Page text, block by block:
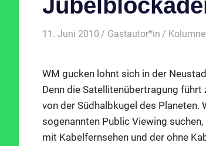
11. Juni 2010 Gastautor*in Kolumne
WM gucken lohnt sich in der
Denn die Satellitenübertragung
von der Südhalbkugel des Planeten.
sogenannten Public Viewing
mit Kabelfernsehen und der ohne